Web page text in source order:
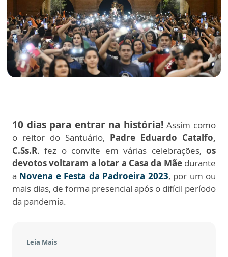
10 dias para entrar na história! Assim como
o reitor do Santuário, Padre Eduardo Catalfo,
C.Ss.R. fez o convite em várias celebrações, os
devotos voltaram a lotar a Casa da Mãedurante
a Novena e Festa da Padroeira 2023, por um ou
mais dias, de forma presencial após o difícil período
da pandemia.
Leia Mais